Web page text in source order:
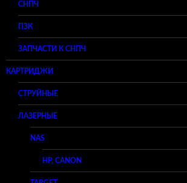
СНПЧ
ПЗК
ЗАПЧАСТИ К СНПЧ
КАРТРИДЖИ
СТРУЙНЫЕ
ЛАЗЕРНЫЕ
NAS
HP, CANON